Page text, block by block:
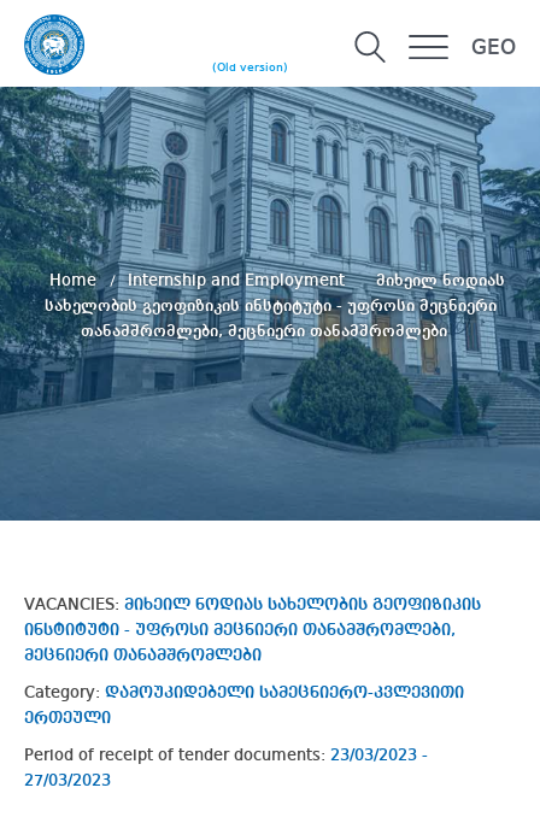
(Old version)
GEO
Home Internship and Employment
მიხეილ ნოდიას
სახელობის გეოფიზიკის ინსტიტუტი - უფროსი მეცნიერი
თანამშრომლები, მეცნიერი თანამშრომლები
VACANCIES: მიხეილ ნოდიას სახელობის გეოფიზიკის
ინსტიტუტი - უფროსი მეცნიერი თანამშრომლები,
მეცნიერი თანამშრომლები
Category: დამოუკიდებელი სამეცნიერო-კვლევითი
ერთეული
Period of receipt of tender documents: 23/03/2023 -
27/03/2023